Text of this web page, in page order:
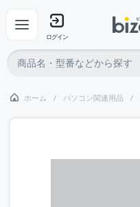
ログイン
ホーム パソコン関連用品